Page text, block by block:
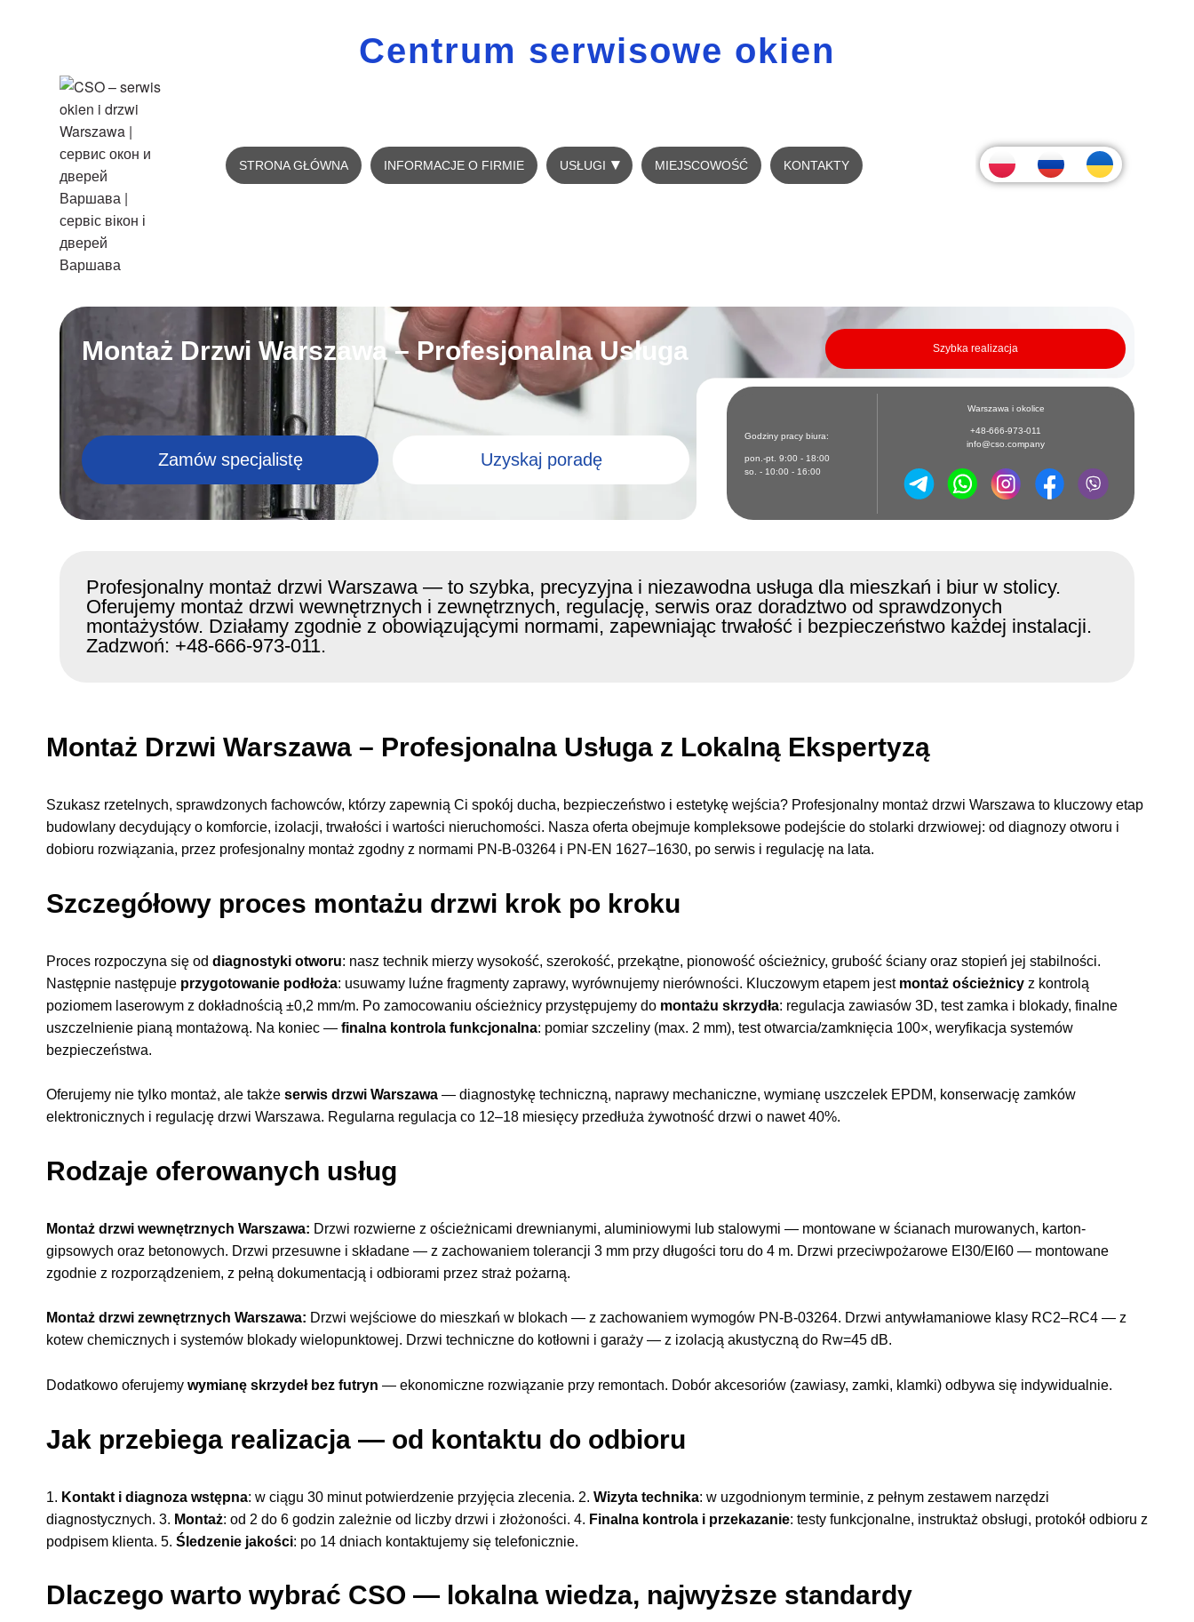
Centrum serwisowe okien
STRONA GŁÓWNA INFORMACJE O FIRMIE USŁUGI MIEJSCOWOŚĆ KONTAKTY
Montaż Drzwi Warszawa – Profesjonalna Usługa Szybka realizacja
Zamów specjalistę Uzyskaj poradę
Godziny pracy biura:
pon.-pt. 9:00 - 18:00
so. - 10:00 - 16:00
Warszawa i okolice
+48-666-973-011
info@cso.company
Profesjonalny montaż drzwi Warszawa — to szybka, precyzyjna i niezawodna usługa dla mieszkań i biur w stolicy.
Oferujemy montaż drzwi wewnętrznych i zewnętrznych, regulację, serwis oraz doradztwo od sprawdzonych
montażystów. Działamy zgodnie z obowiązującymi normami, zapewniając trwałość i bezpieczeństwo każdej instalacji.
Zadzwoń: +48-666-973-011.
Montaż Drzwi Warszawa – Profesjonalna Usługa z Lokalną Ekspertyzą
Szukasz rzetelnych, sprawdzonych fachowców, którzy zapewnią Ci spokój ducha, bezpieczeństwo i estetykę wejścia? Profesjonalny montaż drzwi Warszawa to kluczowy etap
budowlany decydujący o komforcie, izolacji, trwałości i wartości nieruchomości. Nasza oferta obejmuje kompleksowe podejście do stolarki drzwiowej: od diagnozy otworu i
dobioru rozwiązania, przez profesjonalny montaż zgodny z normami PN-B-03264 i PN-EN 1627–1630, po serwis i regulację na lata.
Szczegółowy proces montażu drzwi krok po kroku
Proces rozpoczyna się od diagnostyki otworu: nasz technik mierzy wysokość, szerokość, przekątne, pionowość ościeżnicy, grubość ściany oraz stopień jej stabilności.
Następnie następuje przygotowanie podłoża: usuwamy luźne fragmenty zaprawy, wyrównujemy nierówności. Kluczowym etapem jest montaż ościeżnicy z kontrolą
poziomem laserowym z dokładnością ±0,2 mm/m. Po zamocowaniu ościeżnicy przystępujemy do montażu skrzydła: regulacja zawiasów 3D, test zamka i blokady, finalne
uszczelnienie pianą montażową. Na koniec — finalna kontrola funkcjonalna: pomiar szczeliny (max. 2 mm), test otwarcia/zamknięcia 100×, weryfikacja systemów
bezpieczeństwa.
Oferujemy nie tylko montaż, ale także serwis drzwi Warszawa — diagnostykę techniczną, naprawy mechaniczne, wymianę uszczelek EPDM, konserwację zamków
elektronicznych i regulację drzwi Warszawa. Regularna regulacja co 12–18 miesięcy przedłuża żywotność drzwi o nawet 40%.
Rodzaje oferowanych usług
Montaż drzwi wewnętrznych Warszawa: Drzwi rozwierne z ościeżnicami drewnianymi, aluminiowymi lub stalowymi — montowane w ścianach murowanych, karton-
gipsowych oraz betonowych. Drzwi przesuwne i składane — z zachowaniem tolerancji 3 mm przy długości toru do 4 m. Drzwi przeciwpożarowe EI30/EI60 — montowane
zgodnie z rozporządzeniem, z pełną dokumentacją i odbiorami przez straż pożarną.
Montaż drzwi zewnętrznych Warszawa: Drzwi wejściowe do mieszkań w blokach — z zachowaniem wymogów PN-B-03264. Drzwi antywłamaniowe klasy RC2–RC4 — z
kotew chemicznych i systemów blokady wielopunktowej. Drzwi techniczne do kotłowni i garaży — z izolacją akustyczną do Rw=45 dB.
Dodatkowo oferujemy wymianę skrzydeł bez futryn — ekonomiczne rozwiązanie przy remontach. Dobór akcesoriów (zawiasy, zamki, klamki) odbywa się indywidualnie.
Jak przebiega realizacja — od kontaktu do odbioru
1. Kontakt i diagnoza wstępna: w ciągu 30 minut potwierdzenie przyjęcia zlecenia. 2. Wizyta technika: w uzgodnionym terminie, z pełnym zestawem narzędzi
diagnostycznych. 3. Montaż: od 2 do 6 godzin zależnie od liczby drzwi i złożoności. 4. Finalna kontrola i przekazanie: testy funkcjonalne, instruktaż obsługi, protokół odbioru z
podpisem klienta. 5. Śledzenie jakości: po 14 dniach kontaktujemy się telefonicznie.
Dlaczego warto wybrać CSO — lokalna wiedza, najwyższe standardy